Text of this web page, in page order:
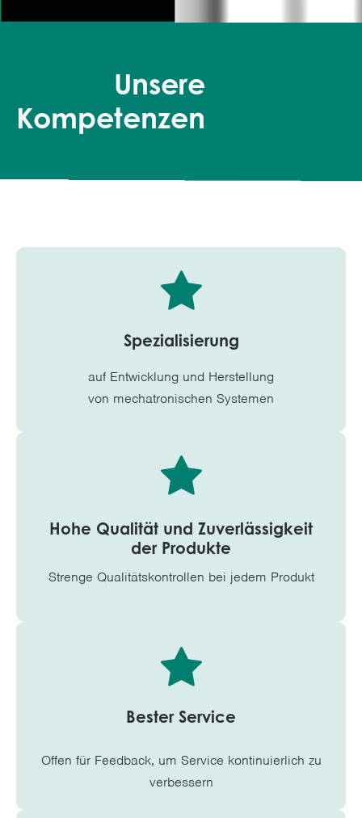
Unsere
Kompetenzen
Spezialisierung
auf Entwicklung und Herstellung
von mechatronischen Systemen
Hohe Qualität und Zuverlässigkeit
der Produkte
Strenge Qualitätskontrollen bei jedem Produkt
Bester Service
Offen für Feedback, um Service kontinuierlich zu
verbessern